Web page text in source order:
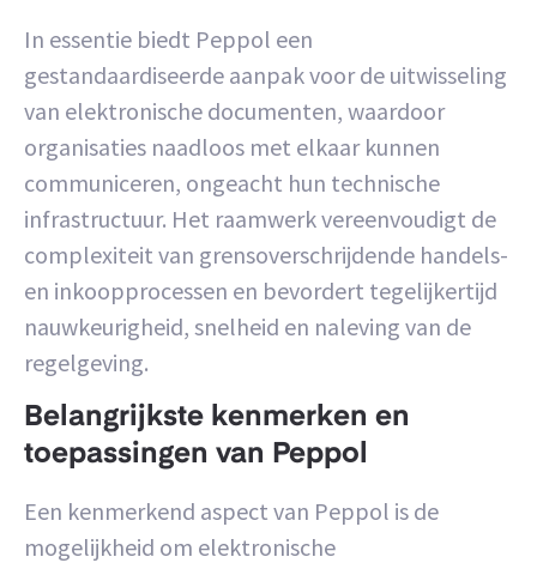
In essentie biedt Peppol een
gestandaardiseerde aanpak voor de uitwisseling
van elektronische documenten, waardoor
organisaties naadloos met elkaar kunnen
communiceren, ongeacht hun technische
infrastructuur. Het raamwerk vereenvoudigt de
complexiteit van grensoverschrijdende handels-
en inkoopprocessen en bevordert tegelijkertijd
nauwkeurigheid, snelheid en naleving van de
regelgeving.
Belangrijkste kenmerken en
toepassingen van Peppol
Een kenmerkend aspect van Peppol is de
mogelijkheid om elektronische